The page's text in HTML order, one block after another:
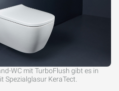
WC mit TurboFlush gibt es in
Spezialglasur KeraTect.